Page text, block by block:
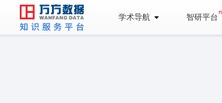
学术导航 智研平台